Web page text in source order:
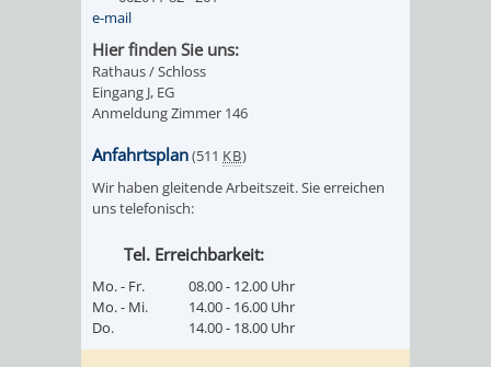
e-mail
Hier finden Sie uns:
Rathaus / Schloss
Eingang J, EG
Anmeldung Zimmer 146
Anfahrtsplan(511 KB)
Wir haben gleitende Arbeitszeit. Sie erreichen
uns telefonisch:
Tel. Erreichbarkeit:
Mo. - Fr.
08.00 - 12.00 Uhr
Mo. - Mi.
14.00 - 16.00 Uhr
Do.
14.00 - 18.00 Uhr